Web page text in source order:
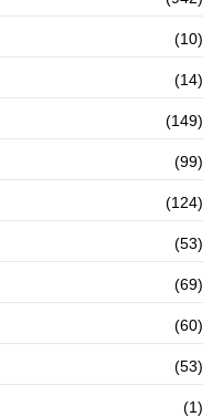
(10)
(14)
(149)
(99)
(124)
(53)
(69)
(60)
(53)
(1)